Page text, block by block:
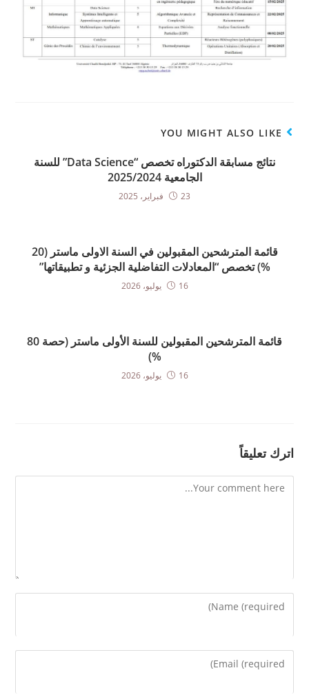
YOU MIGHT ALSO LIKE
نتائج مسابقة الدكتوراه تخصص “Data Science” للسنة
الجامعية 2025/2024
23 فبراير، 2025
قائمة المترشحين المقبولين في السنة الاولى ماستر (20
%) تخصص “المعادلات التفاضلية الجزئية و تطبيقاتها”
16 يوليو، 2026
قائمة المترشحين المقبولين للسنة الأولى ماستر (حصة 80
%)
16 يوليو، 2026
اترك تعليقاً